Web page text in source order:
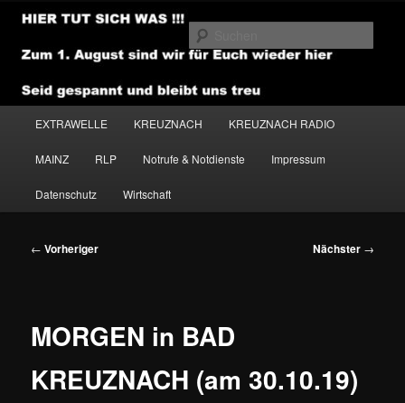
Zum
primären
Inhalt
NEWSHOUSE.MEDIA
EXTRAWELLE KREUZNACH KREUZNACH RADIO
MAINZ RLP Notrufe & Notdienste Impressum
Datenschutz Wirtschaft
Beitragsnavigation
← Vorheriger Nächster →
MORGEN in BAD
KREUZNACH (am 30.10.19)